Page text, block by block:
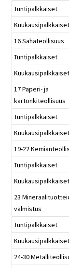
Tuntipalkkaiset
Kuukausipalkkaiset
16 Sahateollisuus
Tuntipalkkaiset
Kuukausipalkkaiset
17 Paperi- ja
kartonkiteollisuus
Tuntipalkkaiset
Kuukausipalkkaiset
19-22
Tuntipalkkaiset
Kuukausipalkkaiset
23
valmistus
Tuntipalkkaiset
Kuukausipalkkaiset
24-30